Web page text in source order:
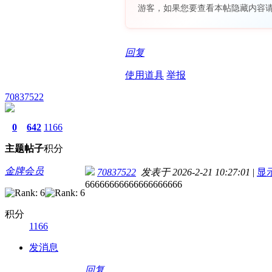
游客，如果您要查看本帖隐藏内容
回复
使用道具 举报
70837522
0
主题
642
帖子
1166
积分
金牌会员
积分
1166
发消息
70837522 发表于 2026-2-21 10:27:01 | 显
66666666666666666666